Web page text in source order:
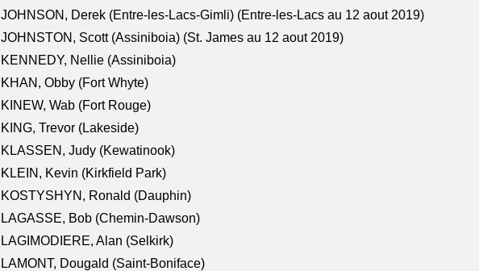
JOHNSON, Derek (Entre-les-Lacs-Gimli) (Entre-les-Lacs au 12 aout 2019)
JOHNSTON, Scott (Assiniboia) (St. James au 12 aout 2019)
KENNEDY, Nellie (Assiniboia)
KHAN, Obby (Fort Whyte)
KINEW, Wab (Fort Rouge)
KING, Trevor (Lakeside)
KLASSEN, Judy (Kewatinook)
KLEIN, Kevin (Kirkfield Park)
KOSTYSHYN, Ronald (Dauphin)
LAGASSE, Bob (Chemin-Dawson)
LAGIMODIERE, Alan (Selkirk)
LAMONT, Dougald (Saint-Boniface)